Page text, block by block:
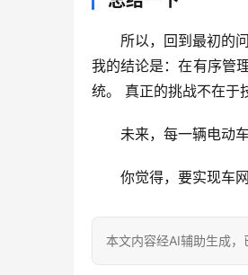
所以，回到最初的问
我的结论是：在有序管
统。
真正的挑战不在于
未来，每一辆电动
你觉得，要实现车
本文内容经AI辅助生成，